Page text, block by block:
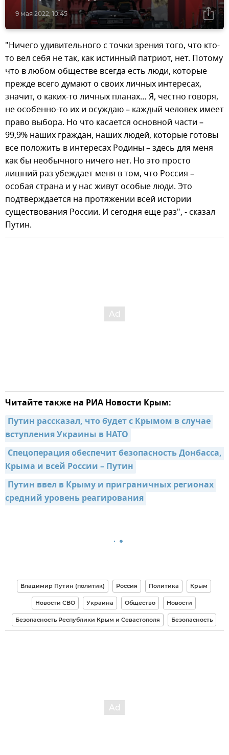
9 мая 2022, 10:45
"Ничего удивительного с точки зрения того, что кто-
то вел себя не так, как истинный патриот, нет. Потому
что в любом обществе всегда есть люди, которые
прежде всего думают о своих личных интересах,
значит, о каких-то личных планах… Я, честно говоря,
не особенно-то их и осуждаю – каждый человек имеет
право выбора. Но что касается основной части –
99,9% наших граждан, наших людей, которые готовы
все положить в интересах Родины – здесь для меня
как бы необычного ничего нет. Но это просто
лишний раз убеждает меня в том, что Россия –
особая страна и у нас живут особые люди. Это
подтверждается на протяжении всей истории
существования России. И сегодня еще раз", - сказал
Путин.
Читайте также на РИА Новости Крым:
Путин рассказал, что будет с Крымом в случае
вступления Украины в НАТО
Спецоперация обеспечит безопасность Донбасса,
Крыма и всей России – Путин
Путин ввел в Крыму и приграничных регионах
средний уровень реагирования
Владимир Путин (политик) Россия Политика Крым
Новости СВО Украина Общество Новости
Безопасность Республики Крым и Севастополя Безопасность